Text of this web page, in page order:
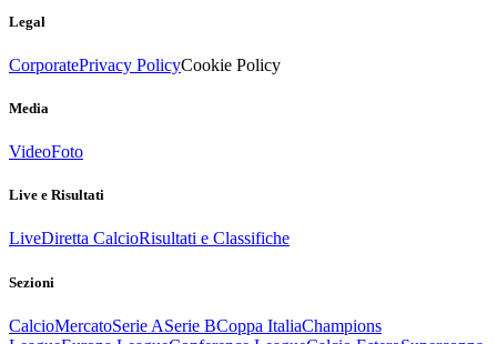
Legal
CorporatePrivacy PolicyCookie Policy
Media
VideoFoto
Live e Risultati
LiveDiretta CalcioRisultati e Classifiche
Sezioni
CalcioMercatoSerie ASerie BCoppa ItaliaChampions